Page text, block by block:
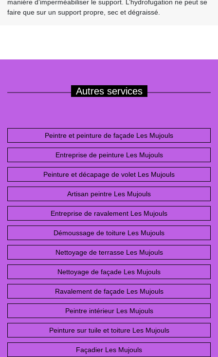
manière d’imperméabiliser le support. L’hydrofugation ne peut se
faire que sur un support propre, sec et dégraissé.
Autres services
Peintre et peinture de façade Les Mujouls
Entreprise de peinture Les Mujouls
Peinture et décapage de volet Les Mujouls
Artisan peintre Les Mujouls
Entreprise de ravalement Les Mujouls
Démoussage de toiture Les Mujouls
Nettoyage de terrasse Les Mujouls
Nettoyage de façade Les Mujouls
Ravalement de façade Les Mujouls
Peintre intérieur Les Mujouls
Peinture sur tuile et toiture Les Mujouls
Façadier Les Mujouls